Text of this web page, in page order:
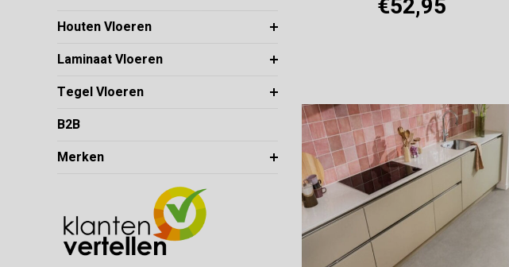
Houten Vloeren
Laminaat Vloeren
Tegel Vloeren
B2B
Merken
€52,95